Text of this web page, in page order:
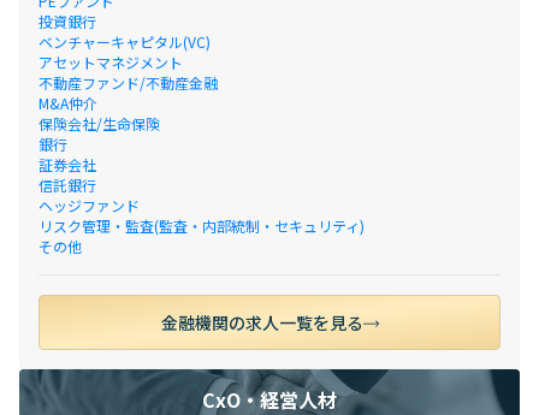
投資銀行
ベンチャーキャピタル(VC)
アセットマネジメント
不動産ファンド/不動産金融
M&A仲介
保険会社/生命保険
銀行
証券会社
信託銀行
ヘッジファンド
リスク管理・監査(監査・内部統制・セキュリティ)
その他
金融機関の求人一覧を見る
CxO・経営人材